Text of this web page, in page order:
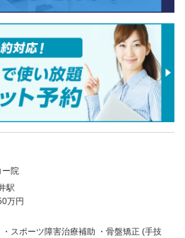
ー院
駅
万円
・スポーツ障害治療補助 ・骨盤矯正 (手技